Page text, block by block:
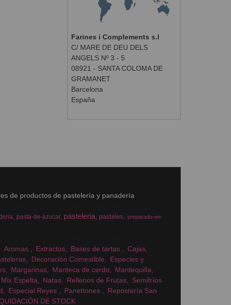
Farines i Complements s.l
C/ MARE DE DEU DELS
ANGELS Nº 3 - 5
08921 - SANTA COLOMA DE
GRAMANET
Barcelona
España
de productos de pastelería y panadería
pasta-de-azucar pasteleria pasteles
preparado-en-
Aromas Extractos Bases de tartas
Cajas
Decoración Comestible
Especies y
Margarinas Manteca de cerdo
Mantequilla
Mix Espelta Natas Rellenos de Frutas
Semifríos
Especial Reyes Panettones
Repostería San
DE STOCK